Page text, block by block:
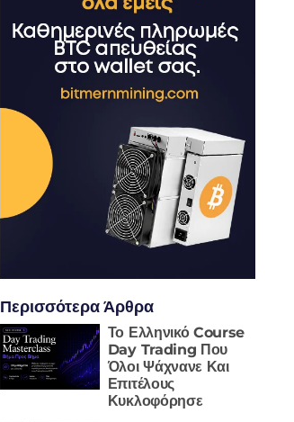
Περισσότερα Άρθρα
Το Ελληνικό Course
Day Trading Που
Όλοι Ψάχνανε Και
Επιτέλους
Κυκλοφόρησε